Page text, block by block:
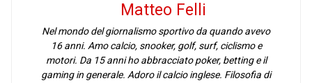
Matteo Felli
Nel mondo del giornalismo sportivo da quando avevo
16 anni. Amo calcio, snooker, golf, surf, ciclismo e
motori. Da 15 anni ho abbracciato poker, betting e il
gaming in generale. Adoro il calcio inglese. Filosofia di